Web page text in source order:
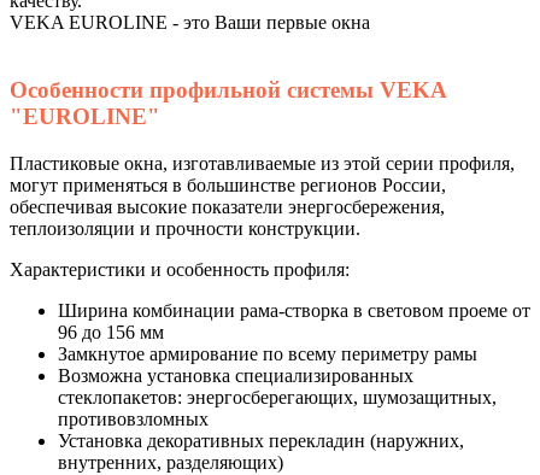
VEKA EUROLINE - это Ваши первые окна
Особенности профильной системы VEKA
"EUROLINE"
Пластиковые окна, изготавливаемые из этой серии профиля,
могут применяться в большинстве регионов России,
обеспечивая высокие показатели энергосбережения,
теплоизоляции и прочности конструкции.
Характеристики и особенность профиля:
Ширина комбинации рама-створка в световом проеме от
96 до 156 мм
Замкнутое армирование по всему периметру рамы
Возможна установка специализированных
стеклопакетов: энергосберегающих, шумозащитных,
противовзломных
Установка декоративных перекладин (наружних,
внутренних, разделяющих)